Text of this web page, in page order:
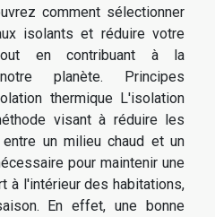
comment sélectionner
isolants et réduire votre
en contribuant à la
planète. Principes
thermique L'isolation
visant à réduire les
un milieu chaud et un
pour maintenir une
à l'intérieur des habitations,
En effet, une bonne